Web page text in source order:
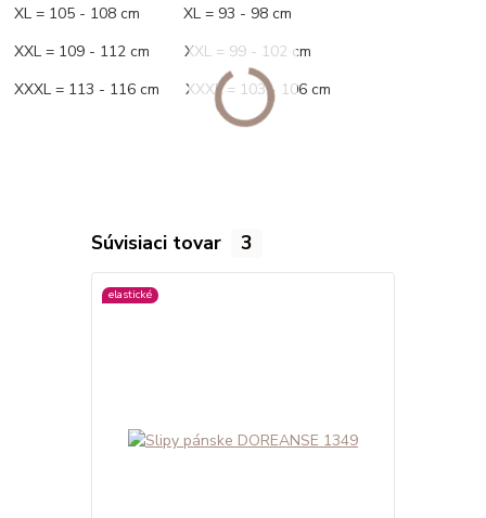
XL = 105 - 108 cm XL = 93 - 98 cm
XXL = 109 - 112 cm XXL = 99 - 102 cm
XXXL = 113 - 116 cm XXXL = 103 - 106 cm
Súvisiaci tovar 3
elastické